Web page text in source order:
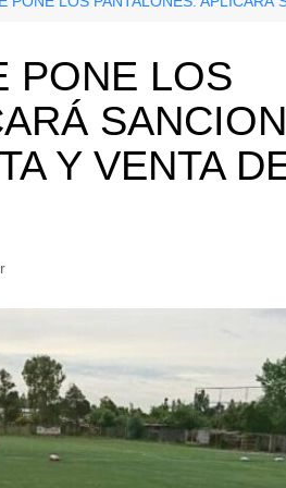
PONE LOS
Y VENTA